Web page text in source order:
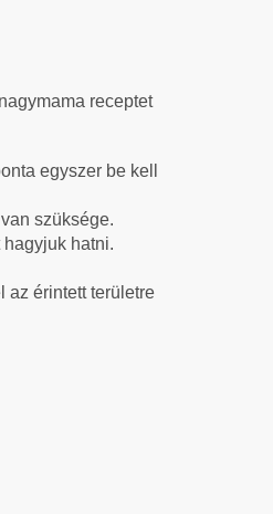
receptet
egyszer be kell
szüksége.
hatni.
az érintett területre